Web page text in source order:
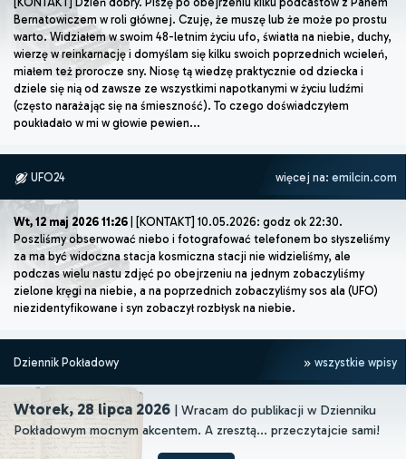
Bernatowiczem w roli głównej. Czuję, że muszę lub że może po prostu
warto. Widziałem w swoim 48-letnim życiu ufo, światła na niebie, duchy,
wierzę w reinkarnację i domyślam się kilku swoich poprzednich wcieleń,
miałem też prorocze sny. Niosę tą wiedzę praktycznie od dziecka i
dziele się nią od zawsze ze wszystkimi napotkanymi w życiu ludźmi
(często narażając się na śmieszność). To czego doświadczyłem
poukładało w mi w głowie pewien...
UFO24 więcej na: emilcin.com
Wt, 12 maj 2026 11:26 | [KONTAKT] 10.05.2026: godz ok 22:30.
Poszliśmy obserwować niebo i fotografować telefonem bo słyszeliśmy
za ma być widoczna stacja kosmiczna stacji nie widzieliśmy, ale
podczas wielu nastu zdjęć po obejrzeniu na jednym zobaczyliśmy
zielone kręgi na niebie, a na poprzednich zobaczyliśmy sos ala (UFO)
niezidentyfikowane i syn zobaczył rozbłysk na niebie.
Dziennik Pokładowy wszystkie wpisy
Wtorek, 28 lipca 2026 | Wracam do publikacji w Dzienniku
Pokładowym mocnym akcentem. A zresztą... przeczytajcie sami!